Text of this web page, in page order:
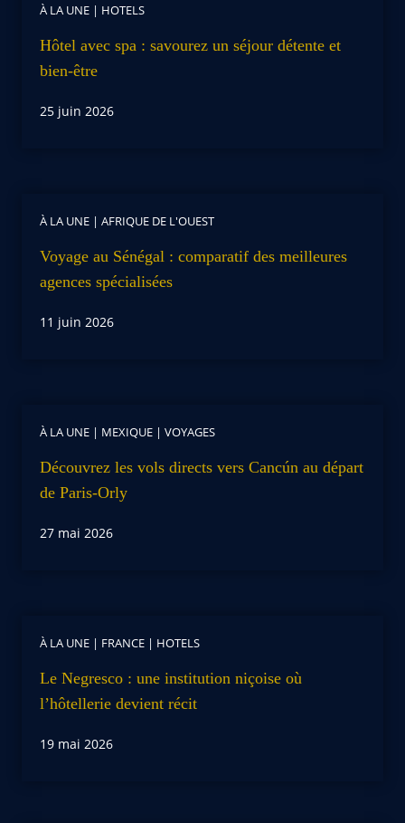
À LA UNE | HOTELS
Hôtel avec spa : savourez un séjour détente et
bien-être
25 juin 2026
À LA UNE | AFRIQUE DE L'OUEST
Voyage au Sénégal : comparatif des meilleures
agences spécialisées
11 juin 2026
À LA UNE | MEXIQUE | VOYAGES
Découvrez les vols directs vers Cancún au départ
de Paris-Orly
27 mai 2026
À LA UNE | FRANCE | HOTELS
Le Negresco : une institution niçoise où
l’hôtellerie devient récit
19 mai 2026